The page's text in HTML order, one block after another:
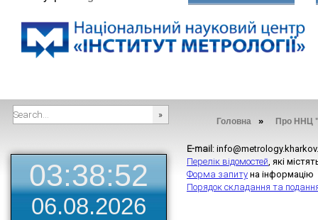
Головна » Про ННЦ
03:38:53
06.08.2026
E-mail :
Перелік відомостей, які
Форма запиту на
Порядок складання та